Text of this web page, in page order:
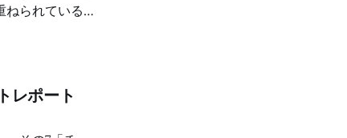
られているの
レポート